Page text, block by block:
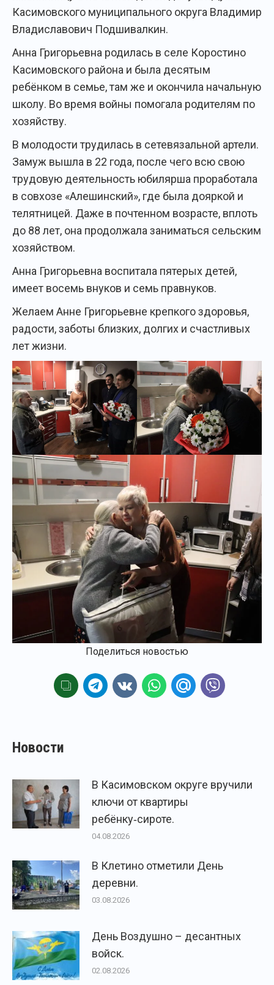
Касимовского муниципального округа Владимир
Владиславович Подшивалкин.
Анна Григорьевна родилась в селе Коростино
Касимовского района и была десятым
ребёнком в семье, там же и окончила начальную
школу. Во время войны помогала родителям по
хозяйству.
В молодости трудилась в сетевязальной артели.
Замуж вышла в 22 года, после чего всю свою
трудовую деятельность юбилярша проработала
в совхозе «Алешинский», где была дояркой и
телятницей. Даже в почтенном возрасте, вплоть
до 88 лет, она продолжала заниматься сельским
хозяйством.
Анна Григорьевна воспитала пятерых детей,
имеет восемь внуков и семь правнуков.
Желаем Анне Григорьевне крепкого здоровья,
радости, заботы близких, долгих и счастливых
лет жизни.
Поделиться новостью
Новости
В Касимовском округе вручили
ключи от квартиры
ребёнку‑сироте.
04.08.2026
В Клетино отметили День
деревни.
03.08.2026
День Воздушно – десантных
войск.
02.08.2026